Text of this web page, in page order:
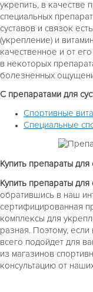
укрепить, в качестве
специальных
суставов и связок
(укрепление) и
качественное и от
в некоторых
болезненных
С препаратами для
Спортивные
Специальные
Купить препараты
Купить препараты для
обратившись в наш
сертифицированная
комплексы для
разная. Поэтому,
всего подойдет для
из магазинов
консультацию от